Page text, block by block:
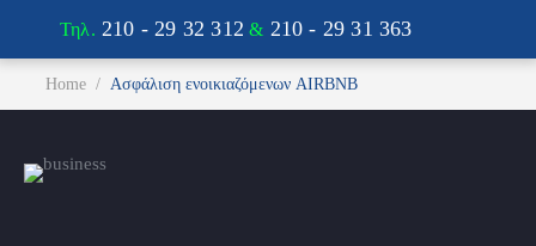
Τηλ. 210 - 29 32 312 & 210 - 29 31 363
You are here:
Home Ασφάλιση ενοικιαζόμενων AIRBNB